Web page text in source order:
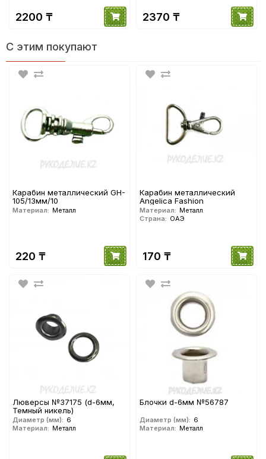
2200 ₸ 2370 ₸
С этим покупают
Карабин металлический GH-
105/13мм/10
Материал: Металл
220 ₸
Карабин металлический
Angelica Fashion
Материал: Металл
Страна: ОАЭ
170 ₸
Люверсы №37175 (d-6мм,
Темный никель)
Диаметр (мм): 6
Материал: Металл
Блочки d-6мм №56787
Диаметр (мм): 6
Материал: Металл